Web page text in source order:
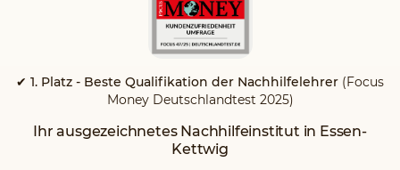
✔ 1. Platz - Beste Qualifikation der Nachhilfelehrer (Focus
Money Deutschlandtest 2025)
Ihr ausgezeichnetes Nachhilfeinstitut in Essen-
Kettwig